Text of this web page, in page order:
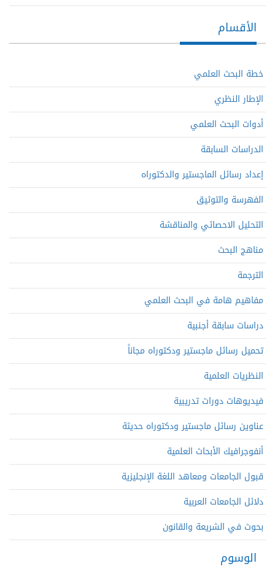
الأقسام
خطة البحث العلمي
الإطار النظري
أدوات البحث العلمي
الدراسات السابقة
إعداد رسائل الماجستير والدكتوراه
الفهرسة والتوثيق
التحليل الاحصائي والمناقشة
مناهج البحث
الترجمة
مفاهيم هامة في البحث العلمي
دراسات سابقة أجنبية
تحميل رسائل ماجستير ودكتوراه مجاناً
النظريات العلمية
فيديوهات دورات تدريبية
عناوين رسائل ماجستير ودكتوراه حديثة
أنفوجرافيك الأبحاث العلمية
قبول الجامعات ومعاهد اللغة الإنجليزية
دلائل الجامعات العربية
بحوث في الشريعة والقانون
الوسوم